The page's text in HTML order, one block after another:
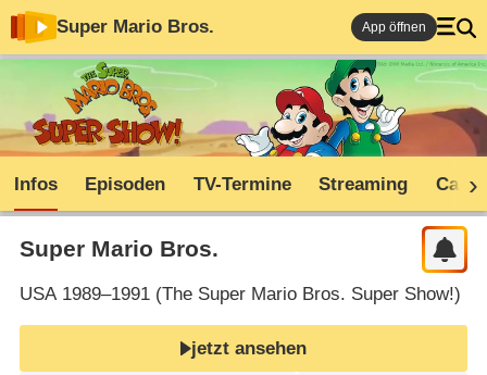
Super Mario Bros. App öffnen
Infos Episoden TV-Termine Streaming Cast
Super Mario Bros.
USA1989–1991 (The Super Mario Bros. Super Show!)
jetzt ansehen